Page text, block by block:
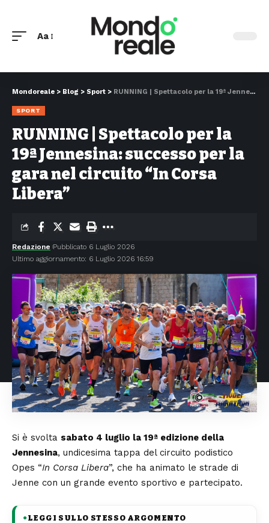
Aa
Mondoreale > Blog > Sport > RUNNING | Spettacolo per la 19ª Jennesina: successo per la gara nel circuito “In Corsa Libera”
SPORT
RUNNING | Spettacolo per la
19ª Jennesina: successo per la
gara nel circuito “In Corsa
Libera”
Ultimo aggiornamento: 6 Luglio 2026 16:59
Redazione Pubblicato 6 Luglio 2026
Si è svolta sabato 4 luglio la 19ª edizione della
Jennesina, undicesima tappa del circuito podistico
Opes “In Corsa Libera”, che ha animato le strade di
Jenne con un grande evento sportivo e partecipato.
●LEGGI SULLO STESSO ARGOMENTO